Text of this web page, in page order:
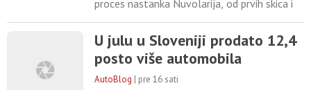
proces nastanka Nuvolarija, od prvih skica i
imali su i Audijevi vozači Formule 1 Niko
Hülkenberg i Gabriejl Bortoleto. Brzom
razvoju Nuvolarija je pomoglo i korišćenje
postojeće tehnologije unutar
U julu u Sloveniji prodato 12,4
posto više automobila
AutoBlog | pre 16 sati